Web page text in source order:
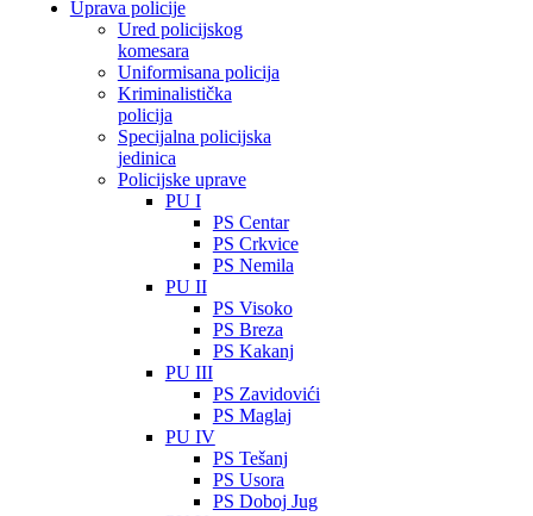
Uprava policije
Ured policijskog
komesara
Uniformisana policija
Kriminalistička
policija
Specijalna policijska
jedinica
Policijske uprave
PU I
PS Centar
PS Crkvice
PS Nemila
PU II
PS Visoko
PS Breza
PS Kakanj
PU III
PS Zavidovići
PS Maglaj
PU IV
PS Tešanj
PS Usora
PS Doboj Jug